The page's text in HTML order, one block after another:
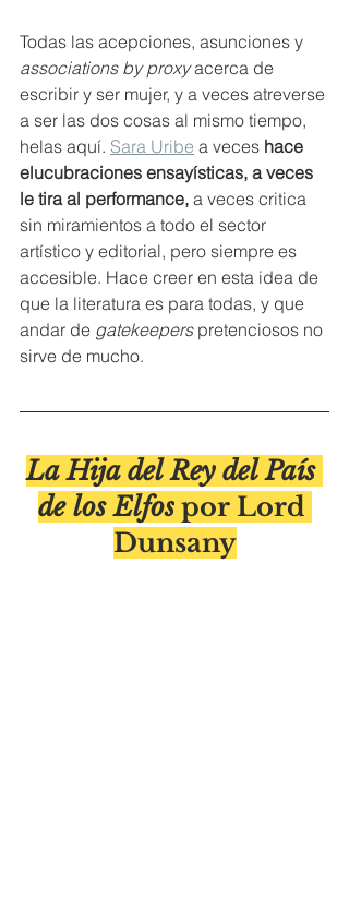
Todas las acepciones, asunciones y
associations by proxy acerca de
escribir y ser mujer, y a veces atreverse
a ser las dos cosas al mismo tiempo,
helas aquí. Sara Uribe a veces hace
elucubraciones ensayísticas, a veces
le tira al performance, a veces critica
sin miramientos a todo el sector
artístico y editorial, pero siempre es
accesible. Hace creer en esta idea de
que la literatura es para todas, y que
andar de gatekeepers pretenciosos no
sirve de mucho.
La Hija del Rey del País
de los Elfos por Lord
Dunsany